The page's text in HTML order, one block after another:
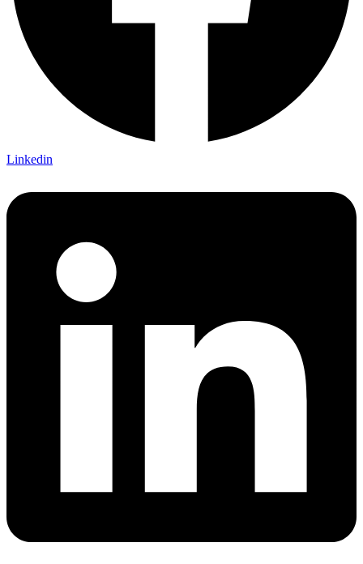
Linkedin